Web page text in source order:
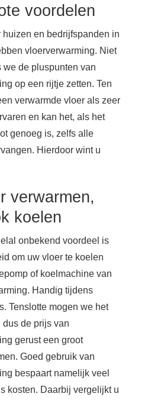
voordelen
huizen en bedrijfspanden in
vloerverwarming. Niet
we de pluspunten van
op een rijtje zetten. Ten
verwarmde vloer als zeer
en kan het, als het
genoeg is, zelfs alle
Hierdoor wint u
verwarmen,
koelen
onbekend voordeel is
om uw vloer te koelen
of koelmachine van
Handig tijdens
Tenslotte mogen we het
dus de prijs van
gerust een groot
Goed gebruik van
bespaart namelijk veel
kosten. Daarbij vergelijkt u